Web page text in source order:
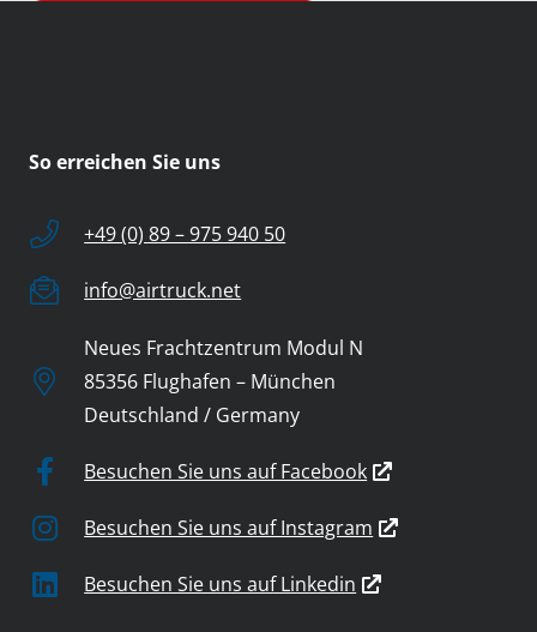
So erreichen Sie uns
+49 (0) 89 – 975 940 50
info@airtruck.net
Neues Frachtzentrum Modul N
85356 Flughafen – München
Deutschland / Germany
Besuchen Sie uns auf Facebook
Besuchen Sie uns auf Instagram
Besuchen Sie uns auf Linkedin